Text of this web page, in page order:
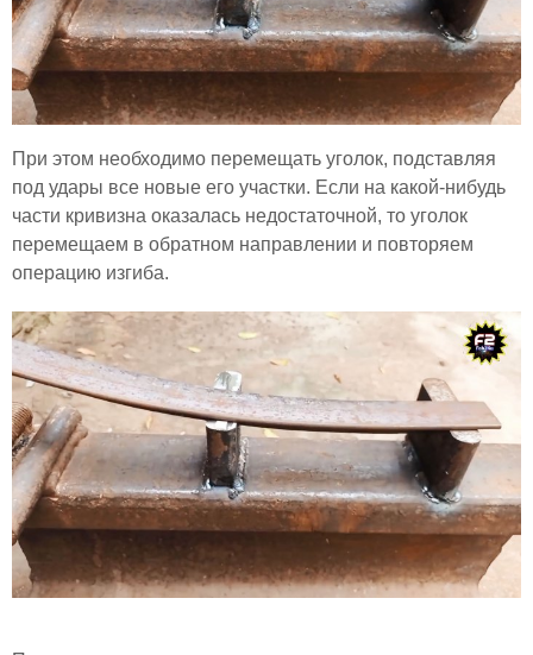
При этом необходимо перемещать уголок, подставляя
под удары все новые его участки. Если на какой-нибудь
части кривизна оказалась недостаточной, то уголок
перемещаем в обратном направлении и повторяем
операцию изгиба.